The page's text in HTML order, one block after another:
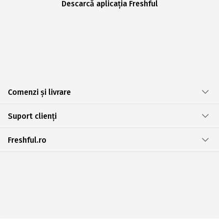
Descarcă aplicația Freshful
Comenzi și livrare
Suport clienți
Freshful.ro